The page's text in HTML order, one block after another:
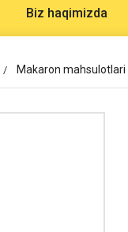
Biz haqimizda
Makaron mahsulotlari